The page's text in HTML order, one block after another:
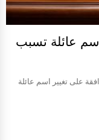
عائلة تسبب
على تغيير اسم عائلة